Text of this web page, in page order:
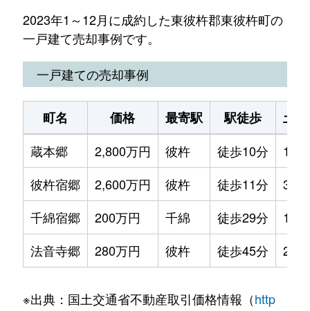
2023年1～12月に成約した東彼杵郡東彼杵町の
一戸建て売却事例です。
一戸建ての売却事例
町名 価格 最寄駅 駅徒歩
土
蔵本郷
2,800万円 彼杵 徒歩10分
彼杵宿郷
2,600万円 彼杵 徒歩11分
千綿宿郷
200万円 千綿 徒歩29分
法音寺郷
280万円 彼杵 徒歩45分
※出典：国土交通省不動産取引価格情報（http